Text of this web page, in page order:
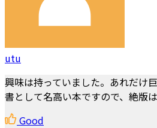
utu
興味は持っていました。あれだけ
書として名高い本ですので、絶版
Good